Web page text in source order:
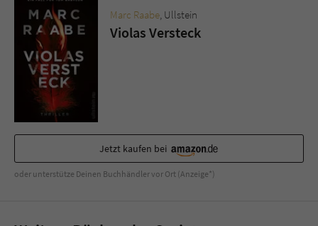
Marc Raabe, Ullstein
Violas Versteck
Jetzt kaufen bei
oder unterstütze Deinen Buchhändler vor Ort (Anzeige*)